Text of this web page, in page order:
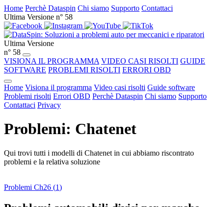
Home Perchè Dataspin Chi siamo Supporto Contattaci
Ultima Versione n° 58
Ultima Versione
n° 58
VISIONA IL PROGRAMMA VIDEO CASI RISOLTI GUIDE
SOFTWARE PROBLEMI RISOLTI ERRORI OBD
Home Visiona il programma Video casi risolti Guide software
Problemi risolti Errori OBD Perchè Dataspin Chi siamo Supporto
Contattaci Privacy
Problemi: Chatenet
Qui trovi tutti i modelli di Chatenet in cui abbiamo riscontrato
problemi e la relativa soluzione
Problemi Ch26 (1)